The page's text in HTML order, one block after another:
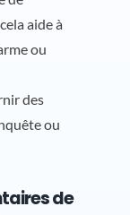
aide à
ou
des
ou
de